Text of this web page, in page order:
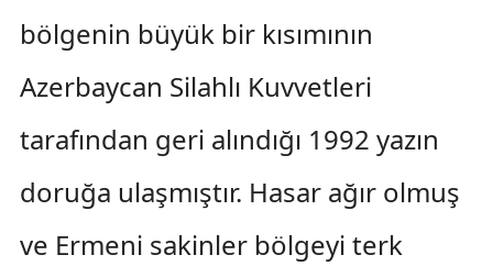
bölgenin büyük bir kısımının
Azerbaycan Silahlı Kuvvetleri
tarafından geri alındığı 1992 yazın
doruğa ulaşmıştır. Hasar ağır olmuş
ve Ermeni sakinler bölgeyi terk